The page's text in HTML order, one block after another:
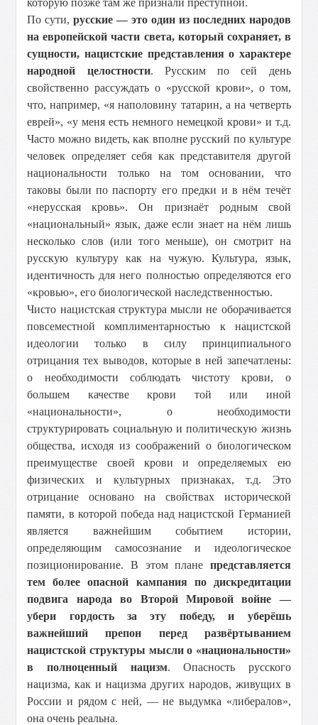
которую позже там же признали преступной.
По сути,русские — это один из последних народов
на европейской части света, который сохраняет, в
сущности, нацистские представления о характере
народной целостности. Русским по сей день
свойственно рассуждать о «русской крови», о том,
что, например, «я наполовину татарин, а на четверть
еврей», «у меня есть немного немецкой крови» и т.д.
Часто можно видеть, как вполне русский по культуре
человек определяет себя как представителя другой
национальности только на том основании, что
таковы были по паспорту его предки и в нём течёт
«нерусская кровь». Он признаёт родным свой
«национальный» язык, даже если знает на нём лишь
несколько слов (или того меньше), он смотрит на
русскую культуру как на чужую. Культура, язык,
идентичность для него полностью определяются его
«кровью», его биологической наследственностью.
Чисто нацистская структура мысли не оборачивается
повсеместной комплиментарностью к нацистской
идеологии только в силу принципиального
отрицания тех выводов, которые в ней запечатлены:
о необходимости соблюдать чистоту крови, о
большем качестве крови той или иной
«национальности», о необходимости
структурировать социальную и политическую жизнь
общества, исходя из соображений о биологическом
преимуществе своей крови и определяемых ею
физических и культурных признаках, т.д. Это
отрицание основано на свойствах исторической
памяти, в которой победа над нацистской Германией
является важнейшим событием истории,
определяющим самосознание и идеологическое
позиционирование. В этом плане представляется
тем более опасной кампания по дискредитации
подвига народа во Второй Мировой войне —
убери гордость за эту победу, и уберёшь
важнейший препон перед развёртыванием
нацистской структуры мысли о «национальности»
в полноценный нацизм. Опасность русского
нацизма, как и нацизма других народов, живущих в
России и рядом с ней, — не выдумка «либералов»,
она очень реальна.